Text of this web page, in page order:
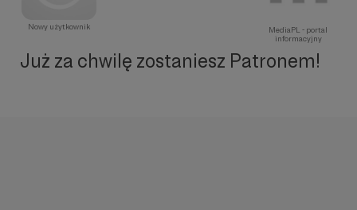
Nowy użytkownik
MediaPL - portal
informacyjny
Już za chwilę zostaniesz Patronem!